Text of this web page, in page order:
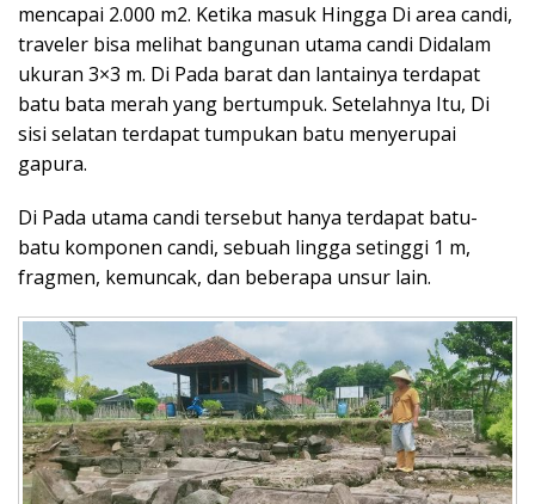
mencapai 2.000 m2. Ketika masuk Hingga Di area candi,
traveler bisa melihat bangunan utama candi Didalam
ukuran 3×3 m. Di Pada barat dan lantainya terdapat
batu bata merah yang bertumpuk. Setelahnya Itu, Di
sisi selatan terdapat tumpukan batu menyerupai
gapura.
Di Pada utama candi tersebut hanya terdapat batu-
batu komponen candi, sebuah lingga setinggi 1 m,
fragmen, kemuncak, dan beberapa unsur lain.